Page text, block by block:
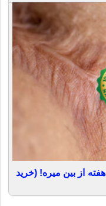
جای هر زخم و بخیه با این روش در 3 هفته از بین میره! (خرید